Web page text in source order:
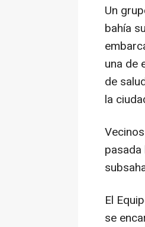
Un
bahía
una de
de
la
El
se